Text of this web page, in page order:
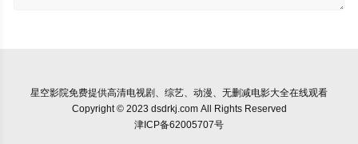
星空影院免费提供高清电视剧、综艺、动漫、无删减电影大全在线观看
Copyright © 2023 dsdrkj.com All Rights Reserved
津ICP备62005707号